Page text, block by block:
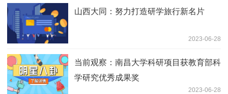
山西大同：努力打造研学旅行新名片
2023-06-28
当前观察：南昌大学科研项目获教育部科
学研究优秀成果奖
2023-06-28